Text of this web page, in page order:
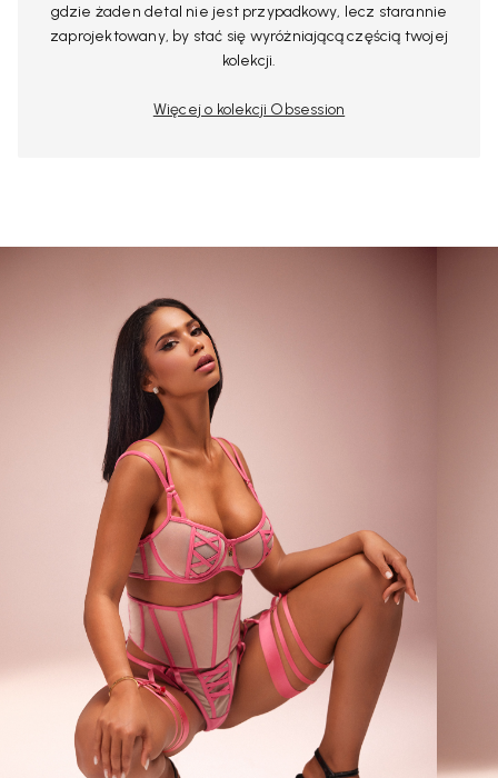
gdzie żaden detal nie jest przypadkowy, lecz starannie
zaprojektowany, by stać się wyróżniającą częścią twojej
kolekcji.
Więcej o kolekcji Obsession